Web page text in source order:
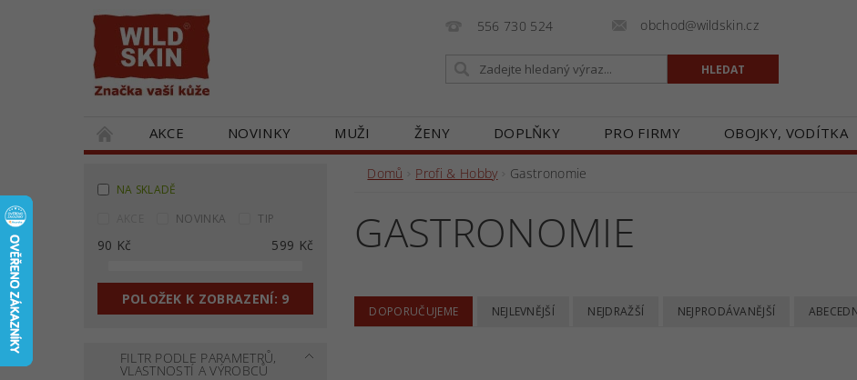
556 730 524 obchod@wildskin.cz
AKCE NOVINKY MUŽI ŽENY DOPLŇKY PRO FIRMY OBOJKY, VODÍTKA
SPOLUPRACUJEME GALERIE BLOG
NA SKLADĚ
NOVINKA TIP
90 Kč 599 Kč
POLOŽEK K ZOBRAZENÍ: 9
FILTR PODLE PARAMETRŮ,
VLASTNOSTÍ A VÝROBCŮ
Domů Profi & Hobby Gastronomie
GASTRONOMIE
DOPORUČUJEME NEJLEVNĚJŠÍ NEJDRAŽŠÍ NEJPRODÁVANĚJŠÍ